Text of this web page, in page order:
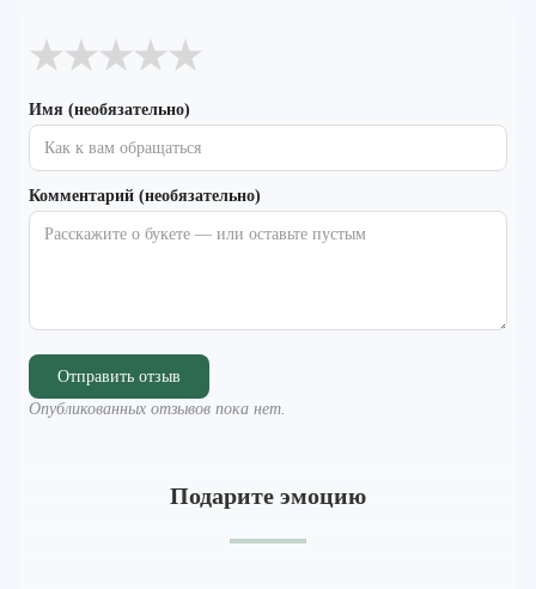
★
★
★
★
★
Имя (необязательно)
Комментарий (необязательно)
Отправить отзыв
Опубликованных отзывов пока нет.
Подарите эмоцию